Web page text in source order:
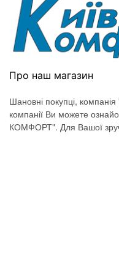
Про наш магазин
Шановні покупці,
компанії Ви можете
КОМФОРТ". Для Вашої